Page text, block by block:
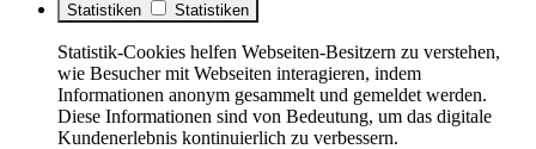
Statistiken Statistiken
Statistik-Cookies helfen Webseiten-Besitzern zu verstehen,
wie Besucher mit Webseiten interagieren, indem
Informationen anonym gesammelt und gemeldet werden.
Diese Informationen sind von Bedeutung, um das digitale
Kundenerlebnis kontinuierlich zu verbessern.